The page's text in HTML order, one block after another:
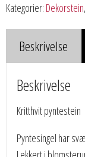
Kategorier: Dekorstein,
Beskrivelse
Beskrivelse
Kritthvit
Pyntesingel har